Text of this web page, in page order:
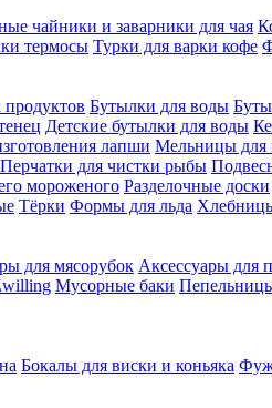
чайники и заварники для чая
термосы Турки для варки кофе
Бутылки для воды
Детские бутылки для воды
лапши Мельницы для
Перчатки для чистки рыбы
мороженого Разделочные доски
Тёрки Формы для льда
для мясорубок Аксессуары для
Мусорные баки
Бокалы для виски и коньяка